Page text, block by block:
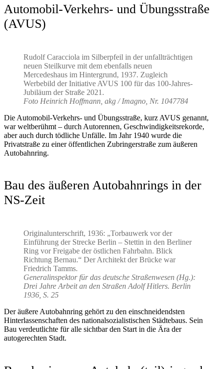
Automobil-Verkehrs- und Übungsstraße
(AVUS)
Rudolf Caracciola im Silberpfeil in der unfallträchtigen
neuen Steilkurve mit dem ebenfalls neuen
Mercedeshaus im Hintergrund, 1937. Zugleich
Werbebild der Initiative AVUS 100 für das 100-Jahres-
Jubiläum der Straße 2021.
Foto Heinrich Hoffmann, akg / Imagno, Nr. 1047784
Die Automobil-Verkehrs- und Übungsstraße, kurz AVUS genannt,
war weltberühmt – durch Autorennen, Geschwindigkeitsrekorde,
aber auch durch tödliche Unfälle. Im Jahr 1940 wurde die
Privatstraße zu einer öffentlichen Zubringerstraße zum äußeren
Autobahnring.
Bau des äußeren Autobahnrings in der
NS-Zeit
Originalunterschrift, 1936: „Torbauwerk vor der
Einführung der Strecke Berlin – Stettin in den Berliner
Ring vor Freigabe der östlichen Fahrbahn. Blick
Richtung Bernau.“ Der Architekt der Brücke war
Friedrich Tamms.
Generalinspektor für das deutsche Straßenwesen (Hg.):
Drei Jahre Arbeit an den Straßen Adolf Hitlers. Berlin
1936, S. 25
Der äußere Autobahnring gehört zu den einschneidendsten
Hinterlassenschaften des nationalsozialistischen Städtebaus. Sein
Bau verdeutlichte für alle sichtbar den Start in die Ära der
autogerechten Stadt.